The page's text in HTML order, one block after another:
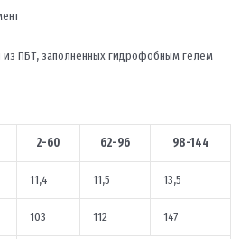
ПБТ, заполненных гидрофобным гелем
2-60 62-96 98-144
11,4 11,5 13,5
103 112 147